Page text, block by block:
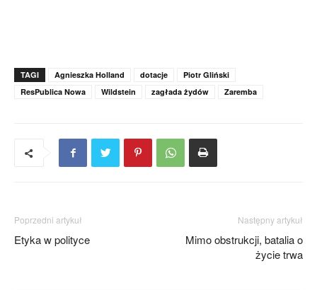
TAGI Agnieszka Holland dotacje
Piotr Gliński
ResPublica Nowa
Wildstein zagłada żydów Zaremba
Poprzedni artykuł
Etyka w polityce
Następny artykuł
Mimo obstrukcji, batalia o
życie trwa